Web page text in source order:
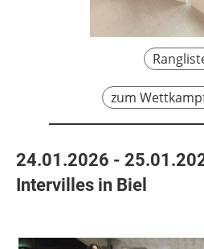
zum
24.01.2026 -
Intervilles in Biel